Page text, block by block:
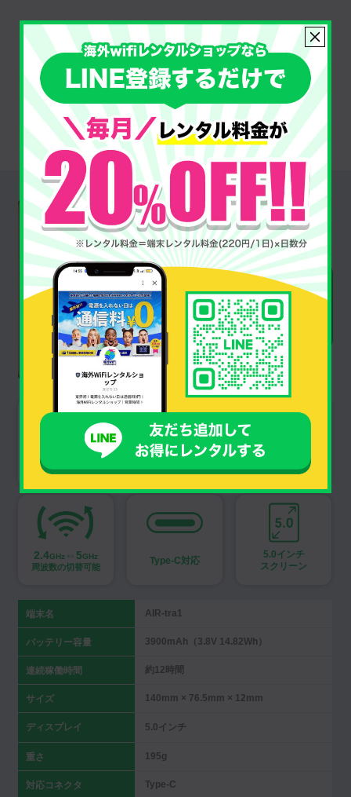
プランを選んで
申し込む
Router
端末紹介
クラウドSIM モバイルWiFiルーター
翻訳アプリ搭載 防水防塵対応
SIMフリー
3000mAH
バッテリー
nanoSIM
カード対応
2.4GHz ⇔5GHz
周波数の切替可能
Type-C対応
5.0インチ
スクリーン
端末名 AIR-tra1
バッテリー容量 3900mAh（3.8V 14.82Wh）
連続稼働時間 約12時間
サイズ 140mm × 76.5mm × 12mm
ディスプレイ 5.0インチ
重さ 195g
対応コネクタ Type-C